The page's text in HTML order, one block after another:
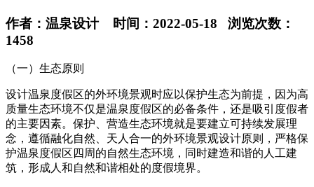
作者：温泉设计 时间：2022-05-18 浏览次数：
1458
（一）生态原则
设计温泉度假区的外环境景观时应以保护生态为前提，因为高
质量生态环境不仅是温泉度假区的必备条件，还是吸引度假者
的主要因素。保护、营造生态环境就是要建立可持续发展理
念，遵循融化自然、天人合一的外环境景观设计原则，严格保
护温泉度假区四周的自然生态环境，同时建造和谐的人工建
筑，形成人和自然和谐相处的度假境界。